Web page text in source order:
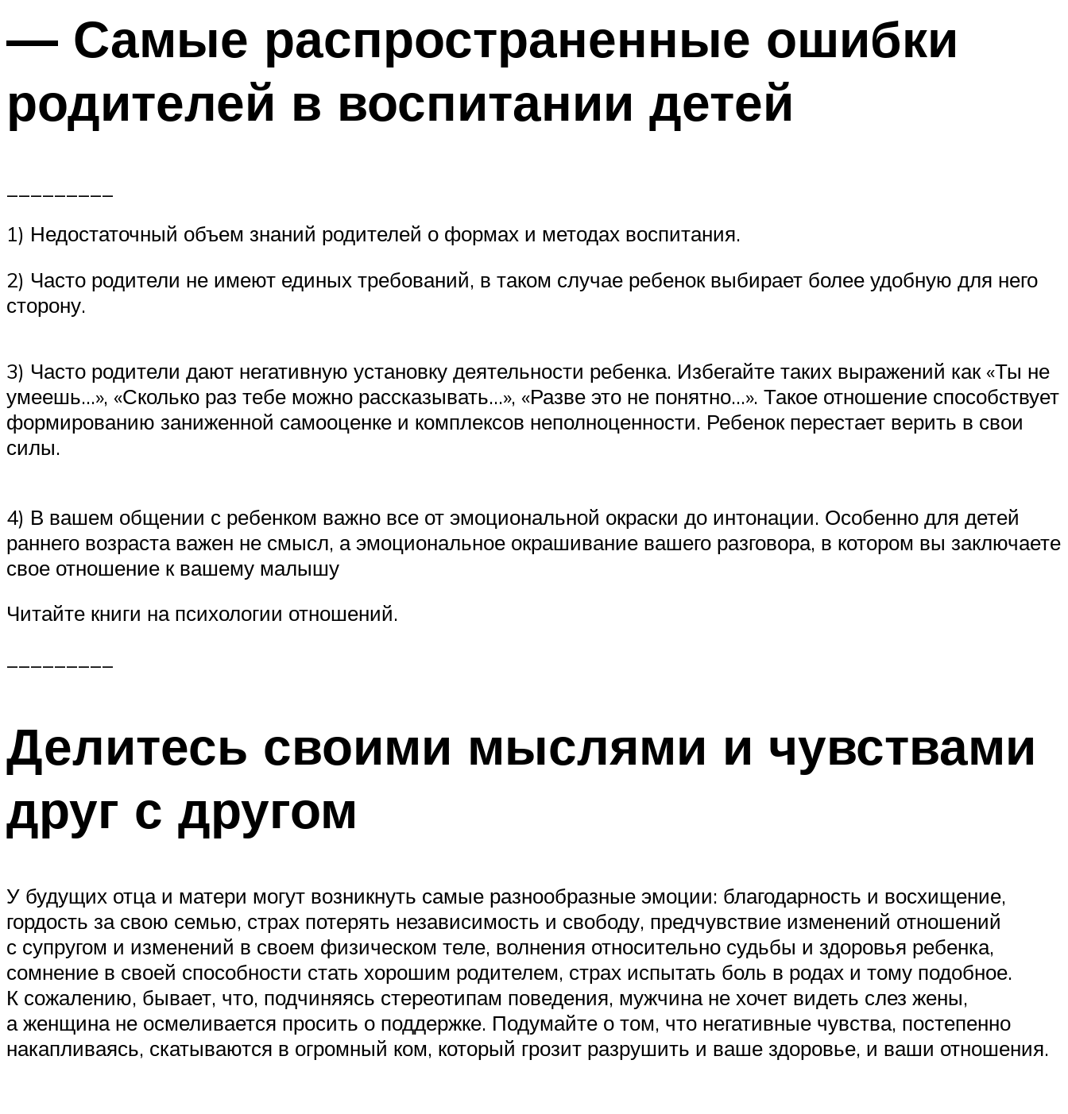
— Самые распространенные ошибки
родителей в воспитании детей
1) Недостаточный объем знаний родителей о формах и методах воспитания.
2) Часто родители не имеют единых требований, в таком случае ребенок выбирает более удобную для него
сторону.
3) Часто родители дают негативную установку деятельности ребенка. Избегайте таких выражений как «Ты не
умеешь…», «Сколько раз тебе можно рассказывать…», «Разве это не понятно…». Такое отношение способствует
формированию заниженной самооценке и комплексов неполноценности. Ребенок перестает верить в свои
силы.
4) В вашем общении с ребенком важно все от эмоциональной окраски до интонации. Особенно для детей
раннего возраста важен не смысл, а эмоциональное окрашивание вашего разговора, в котором вы заключаете
свое отношение к вашему малышу
Читайте книги на психологии отношений.
Делитесь своими мыслями и чувствами
друг с другом
У будущих отца и матери могут возникнуть самые разнообразные эмоции: благодарность и восхищение,
гордость за свою семью, страх потерять независимость и свободу, предчувствие изменений отношений
с супругом и изменений в своем физическом теле, волнения относительно судьбы и здоровья ребенка,
сомнение в своей способности стать хорошим родителем, страх испытать боль в родах и тому подобное.
К сожалению, бывает, что, подчиняясь стереотипам поведения, мужчина не хочет видеть слез жены,
а женщина не осмеливается просить о поддержке. Подумайте о том, что негативные чувства, постепенно
накапливаясь, скатываются в огромный ком, который грозит разрушить и ваше здоровье, и ваши отношения.